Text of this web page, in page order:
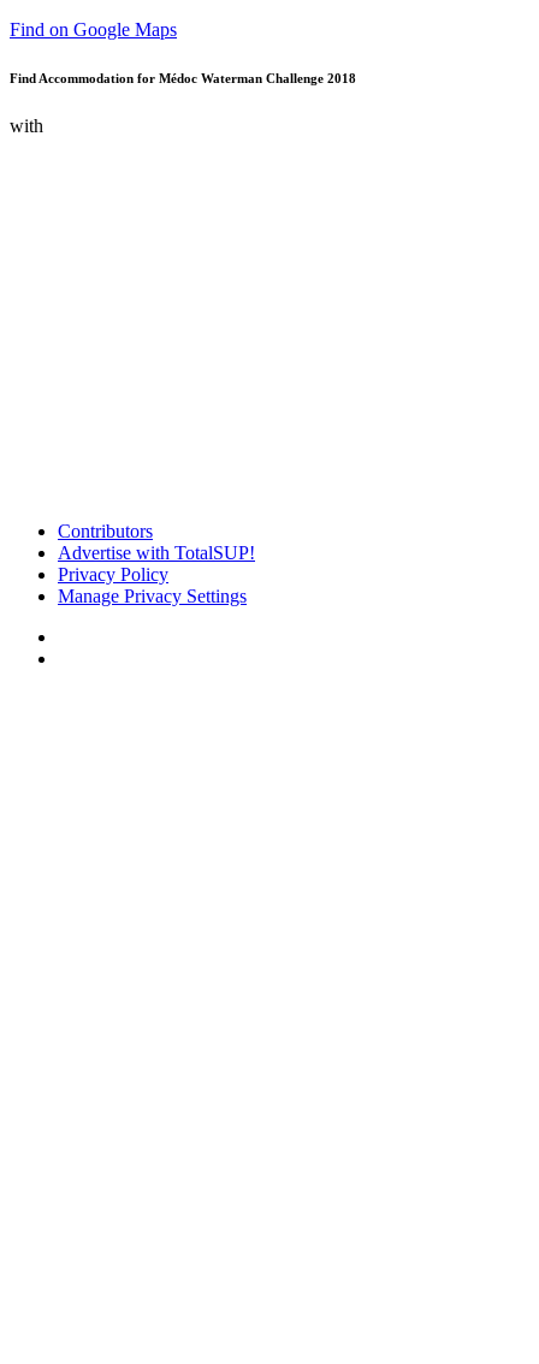
Find on Google Maps
Find Accommodation for Médoc Waterman Challenge 2018
with
Contributors
Advertise with TotalSUP!
Privacy Policy
Manage Privacy Settings